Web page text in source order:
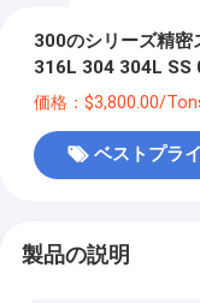
300のシリーズ精密
316L 304 304L SS
価格：$3,800.00/
ベストプラ
製品の説明